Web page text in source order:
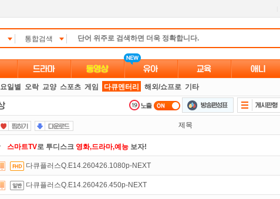
통합검색
요일별 오락 교양 스포츠 게임 다큐멘터리 해외/쇼프로 기타
제목
스마트TV로 투디스크 영화,드라마,예능 보자!
댓글만 잘써도무료 포인트를 드립니다!
요즘 뭐가 재밌지?고민되면 눌러봐!투스토리~
다큐플러스Q.E14.260426.1080p-NEXT
다큐플러스Q.E14.260426.450p-NEXT